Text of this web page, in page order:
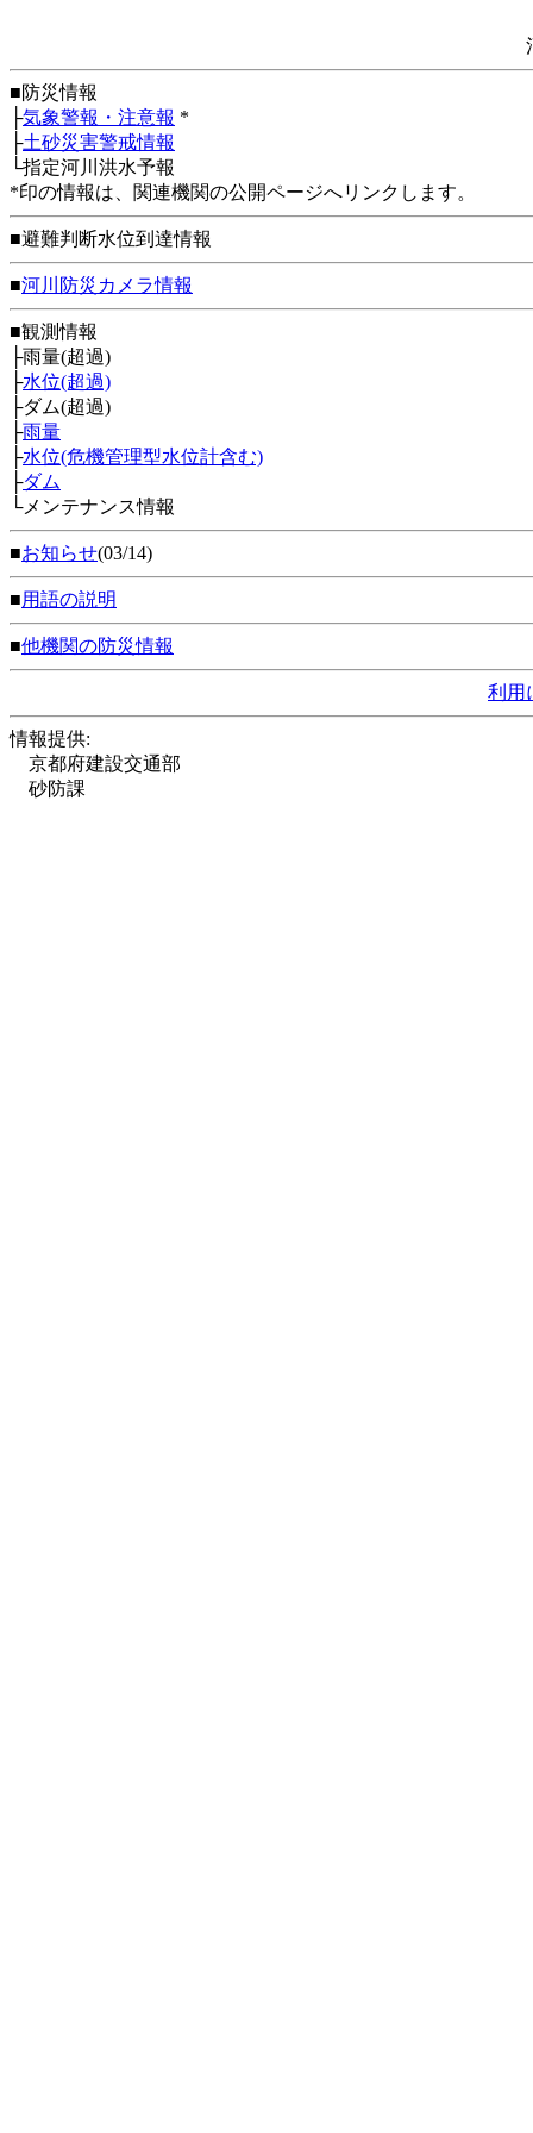
■防災情報
├気象警報・注意報 *
├土砂災害警戒情報
└指定河川洪水予報
*印の情報は、関連機関の公開ページへリンクします。
■避難判断水位到達情報
■河川防災カメラ情報
■観測情報
├雨量(超過)
├水位(超過)
├ダム(超過)
├雨量
├水位(危機管理型水位計含む)
├ダム
└メンテナンス情報
■お知らせ(03/14)
■用語の説明
■他機関の防災情報
利用
情報提供:
京都府建設交通部
砂防課